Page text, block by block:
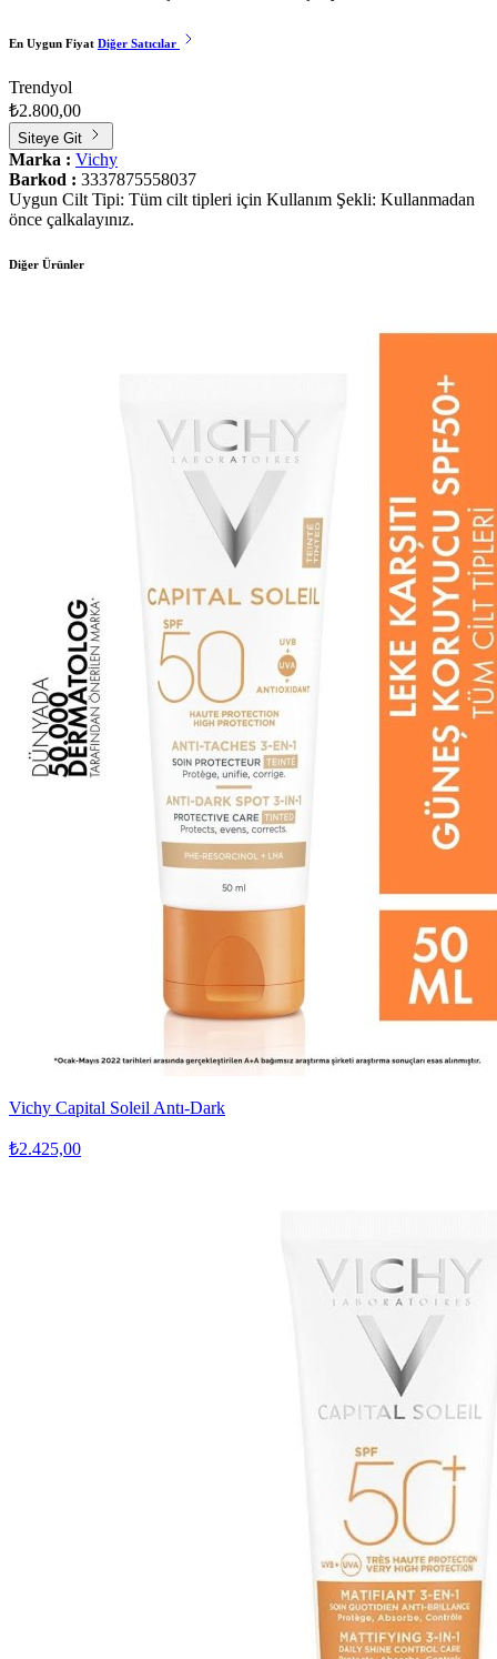
En Uygun Fiyat Diğer Satıcılar
Trendyol
₺2.800,00
Siteye Git
Marka : Vichy
Barkod : 3337875558037
Uygun Cilt Tipi: Tüm cilt tipleri için Kullanım Şekli: Kullanmadan
önce çalkalayınız.
Diğer Ürünler
Vichy Capital Soleil Antı-Dark
₺2.425,00